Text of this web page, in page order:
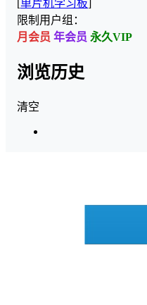
单片机学习板
限制用户组：
月会员 年会员 永久VIP
浏览历史
清空